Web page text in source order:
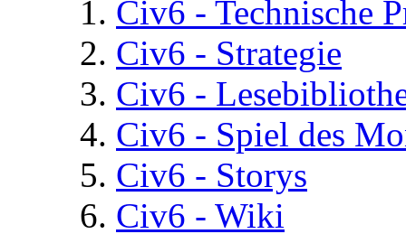
Civ6 - Technische
Civ6 - Strategie
Civ6 -
Civ6 - Spiel des
Civ6 - Storys
Civ6 - Wiki